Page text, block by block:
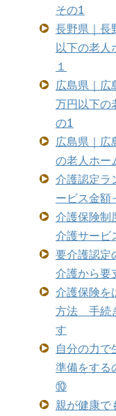
その1
長野県｜長
以下の老
１
広島県｜広
万円以下の
の1
広島県｜広
の老人ホ
介護認定ラ
ービス金額
介護保険制
介護サービ
要介護認
介護から要
介護保険を
方法 手続
す
自分の力で
準備をする
⑩
親が健康で